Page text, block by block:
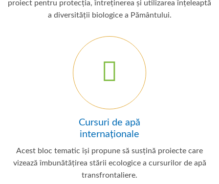
proiect pentru protecția, întreținerea și utilizarea înțeleaptă
a diversității biologice a Pământului.
Cursuri de apă
internaționale
Acest bloc tematic își propune să susțină proiecte care
vizează îmbunătățirea stării ecologice a cursurilor de apă
transfrontaliere.